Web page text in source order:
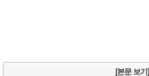
[본문 보기]